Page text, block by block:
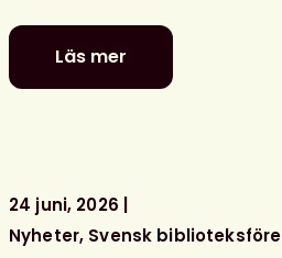
Läs mer
Glad
sommar
24 juni, 2026
Nyheter Svensk